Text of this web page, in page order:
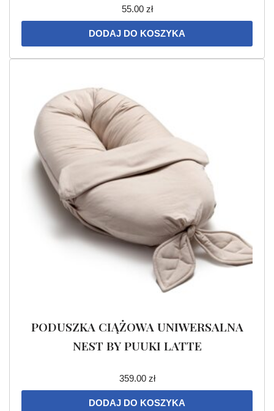
55.00 zł
DODAJ DO KOSZYKA
PODUSZKA CIĄŻOWA UNIWERSALNA
NEST BY PUUKI LATTE
359.00 zł
DODAJ DO KOSZYKA